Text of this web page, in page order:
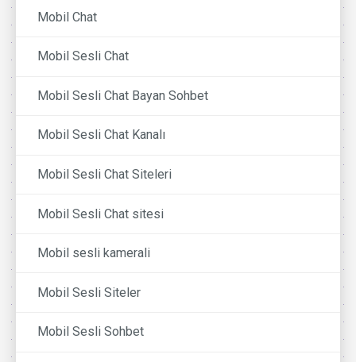
Mobil Chat
Mobil Sesli Chat
Mobil Sesli Chat Bayan Sohbet
Mobil Sesli Chat Kanalı
Mobil Sesli Chat Siteleri
Mobil Sesli Chat sitesi
Mobil sesli kamerali
Mobil Sesli Siteler
Mobil Sesli Sohbet